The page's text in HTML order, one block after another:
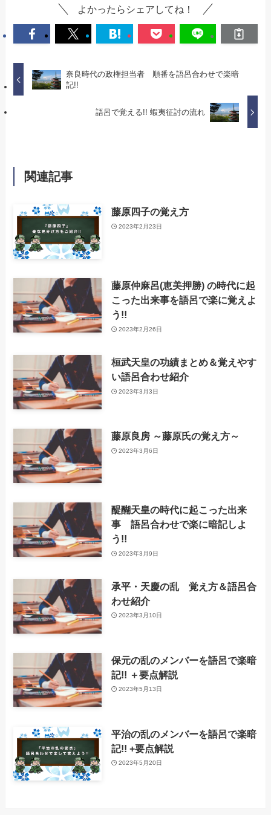
よかったらシェアしてね！
奈良時代の政権担当者 順番を語呂合わせで楽暗
記!!
語呂で覚える!! 蝦夷征討の流れ
関連記事
藤原四子の覚え方
2023年2月23日
藤原仲麻呂(恵美押勝) の時代に起
こった出来事を語呂で楽に覚えよ
う!!
2023年2月26日
桓武天皇の功績まとめ＆覚えやす
い語呂合わせ紹介
2023年3月3日
藤原良房 ～藤原氏の覚え方～
2023年3月6日
醍醐天皇の時代に起こった出来
事 語呂合わせで楽に暗記しよ
う!!
2023年3月9日
承平・天慶の乱 覚え方＆語呂合
わせ紹介
2023年3月10日
保元の乱のメンバーを語呂で楽暗
記!! ＋要点解説
2023年5月13日
平治の乱のメンバーを語呂で楽暗
記!! +要点解説
2023年5月20日